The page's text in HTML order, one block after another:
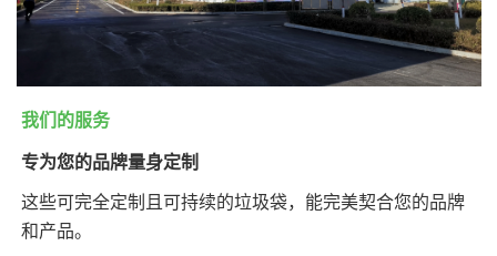
我们的服务
专为您的品牌量身定制
这些可完全定制且可持续的垃圾袋，能完美契合您的品牌
和产品。